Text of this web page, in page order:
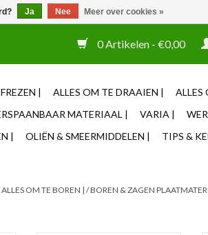
0 Artikelen - €0,00
| ALLES OM TE DRAAIEN |
ALLES
MATERIAAL | VARIA |
| OLIËN & SMEERMIDDELEN | TIPS &
ALLES OM TE BOREN | /BOREN & ZAGEN
Ja Nee Meer over cookies »
adviseurs ✓ Naast tooling ook